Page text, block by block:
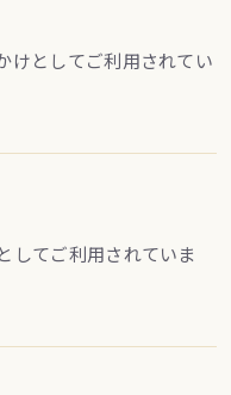
けとしてご利用されてい
してご利用されていま